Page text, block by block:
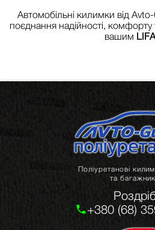
Автомобільні килимки від
поєднання надійності, комфорту
вашим
Поліуретанові
та
+380 (68)